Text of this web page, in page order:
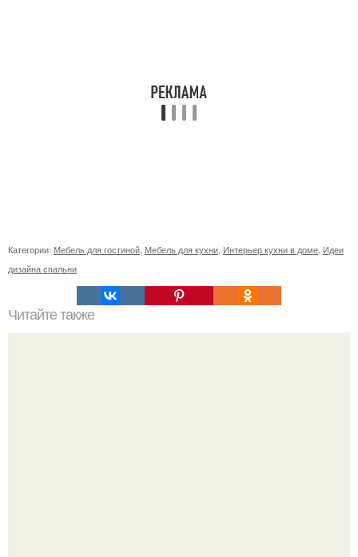
Категории: Мебель для гостиной Мебель для кухни Интерьер кухни в доме Идеи
дизайна спальни
Читайте также